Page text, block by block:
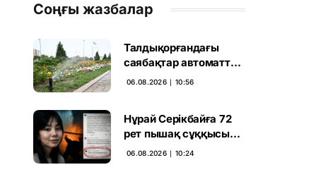
Соңғы жазбалар
Талдықорғандағы
саябақтар автоматты
жүйемен суарылады
06.08.2026 ∣ 10:56
Нұрай Серікбайға 72
рет пышақ сұққысы
келгенін жазған адам
06.08.2026 ∣ 10:24